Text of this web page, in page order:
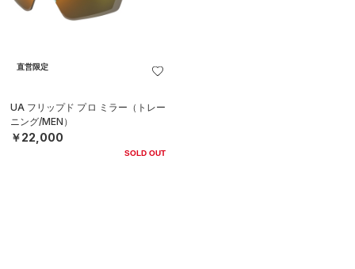
直営限定
UA フリップド プロ ミラー（トレー
ニング/MEN）
￥22,000
SOLD OUT